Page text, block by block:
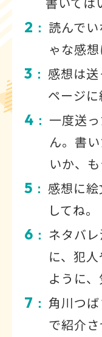
2 ： 読んで
ゃな感想
3 ： 感想は
ページに
4 ： 一度送
ん。書
いか、
5 ： 感想に
してね。
6 ： ネタバ
に、犯
ように、
7 ： 角川つ
で紹介